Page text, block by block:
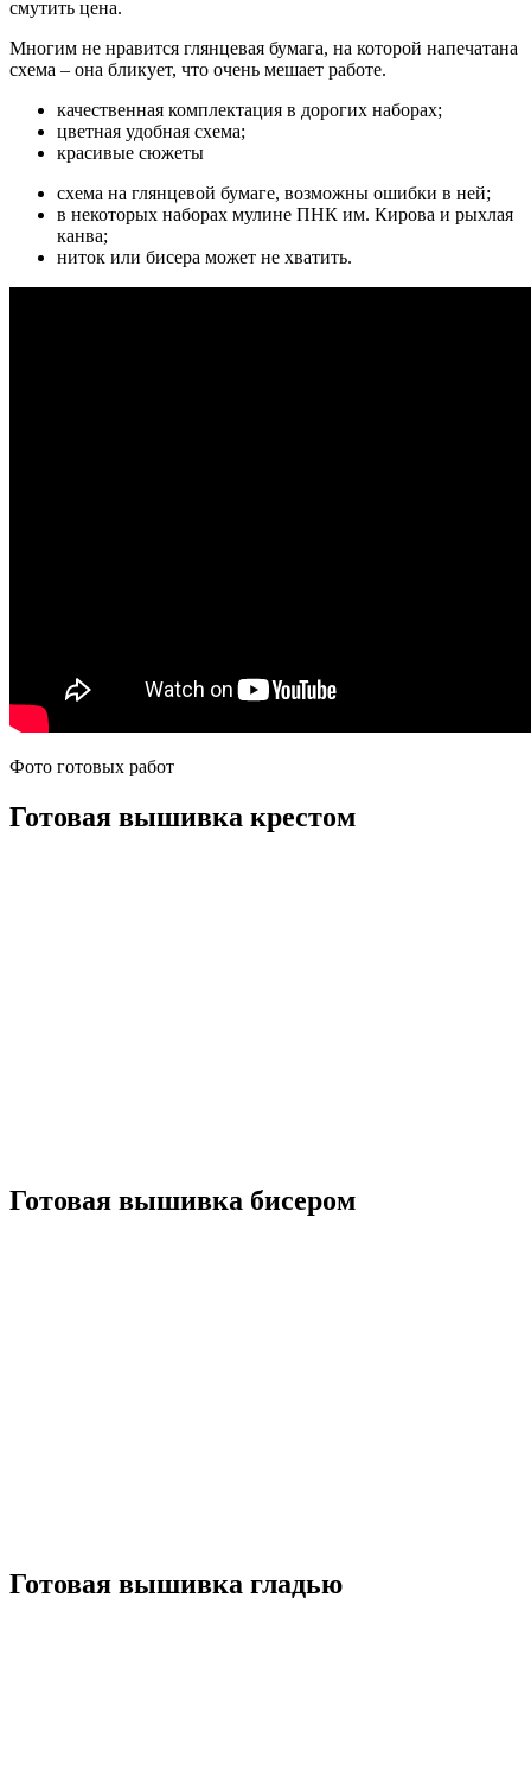
смутить цена.
Многим не нравится глянцевая бумага, на которой напечатана
схема – она бликует, что очень мешает работе.
качественная комплектация в дорогих наборах;
цветная удобная схема;
красивые сюжеты
схема на глянцевой бумаге, возможны ошибки в ней;
в некоторых наборах мулине ПНК им. Кирова и рыхлая
канва;
ниток или бисера может не хватить.
Фото готовых работ
Готовая вышивка крестом
Готовая вышивка бисером
Готовая вышивка гладью